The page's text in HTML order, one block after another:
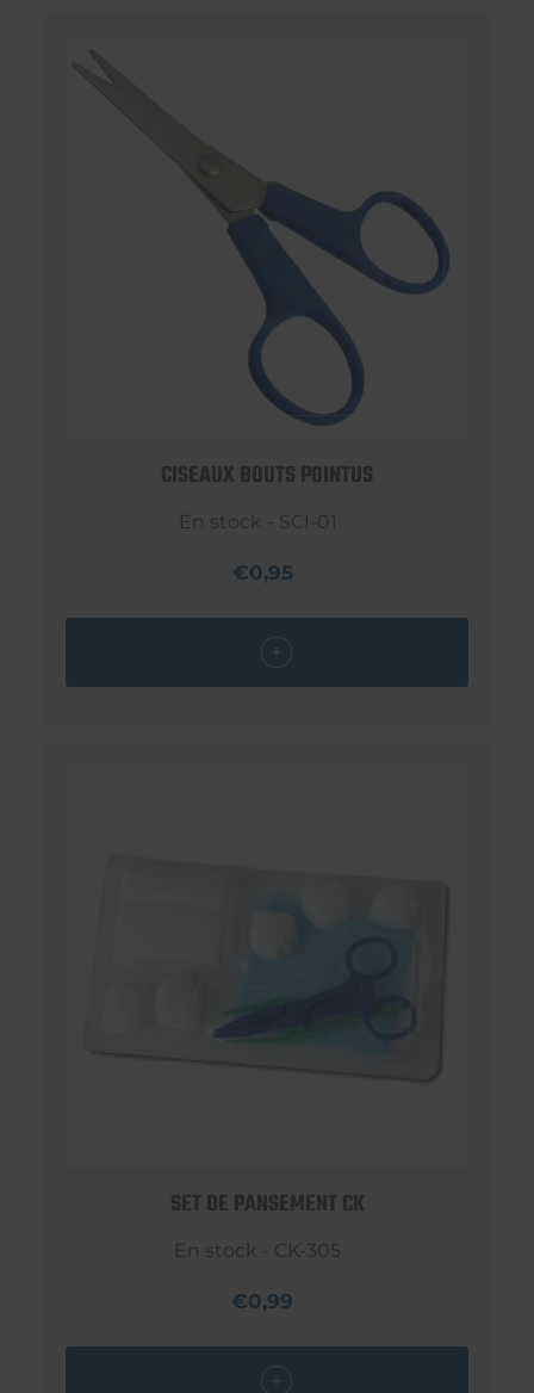
CISEAUX BOUTS POINTUS
En stock - SCI-01
€0,95
SET DE PANSEMENT CK
En stock - CK-305
€0,99